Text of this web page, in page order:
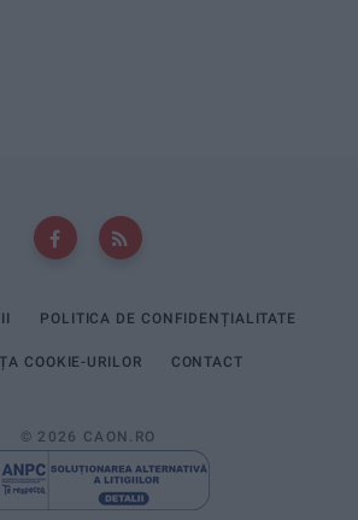
POLITICA DE CONFIDENȚIALITATE
COOKIE-URILOR CONTACT
© 2026 CAON.RO